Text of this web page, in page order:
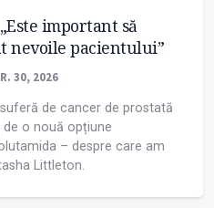
important să
nevoile pacientului”
30, 2026
de cancer de prostată
de o nouă opțiune
– despre care am
Littleton.